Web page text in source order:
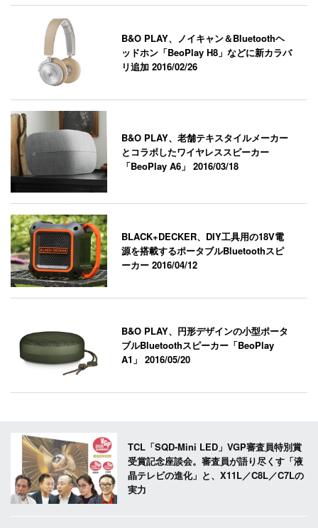
B&O PLAY、ノイキャン＆Bluetoothヘ
ッドホン「BeoPlay H8」などに新カラバ
リ追加2016/02/26
B&O PLAY、老舗テキスタイルメーカー
とコラボしたワイヤレススピーカー
「BeoPlay A6」2016/03/18
BLACK+DECKER、DIY工具用の18V電
源を搭載するポータブルBluetoothスピ
ーカー2016/04/12
B&O PLAY、円形デザインの小型ポータ
ブルBluetoothスピーカー「BeoPlay
A1」2016/05/20
TCL「SQD-Mini LED」VGP審査員特別賞
受賞記念座談会。審査員が語り尽くす「液
晶テレビの進化」と、X11L／C8L／C7Lの
実力